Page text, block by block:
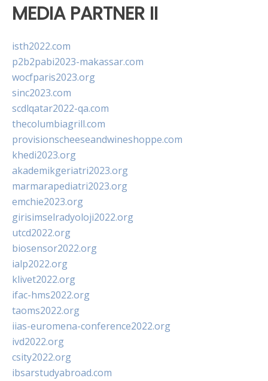
MEDIA PARTNER II
isth2022.com
p2b2pabi2023-makassar.com
wocfparis2023.org
sinc2023.com
scdlqatar2022-qa.com
thecolumbiagrill.com
provisionscheeseandwineshoppe.com
khedi2023.org
akademikgeriatri2023.org
marmarapediatri2023.org
emchie2023.org
girisimselradyoloji2022.org
utcd2022.org
biosensor2022.org
ialp2022.org
klivet2022.org
ifac-hms2022.org
taoms2022.org
iias-euromena-conference2022.org
ivd2022.org
csity2022.org
ibsarstudyabroad.com